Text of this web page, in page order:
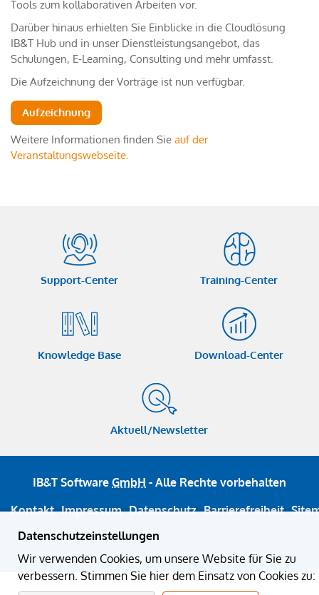
Datenschutzeinstellungen
Wir verwenden Cookies, um unsere Website für Sie zu
verbessern. Stimmen Sie hier dem Einsatz von Cookies zu:
Tools zum kollaborativen Arbeiten vor.
Darüber hinaus erhielten Sie Einblicke in die Cloudlösung
IB&T Hub und in unser Dienstleistungsangebot, das
Schulungen, E-Learning, Consulting und mehr umfasst.
Die Aufzeichnung der Vorträge ist nun verfügbar.
Aufzeichnung
Weitere Informationen finden Sie auf der
Veranstaltungswebseite.
Support-Center Training-Center
Knowledge Base Download-Center
Aktuell/Newsletter
IB&T Software GmbH - Alle Rechte vorbehalten
Kontakt Impressum Datenschutz Barrierefreiheit